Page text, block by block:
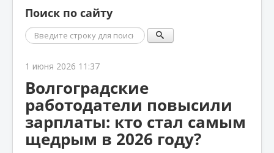
Поиск по сайту
Поиск
1 июня 2026 11:37
Волгоградские
работодатели повысили
зарплаты: кто стал самым
щедрым в 2026 году?